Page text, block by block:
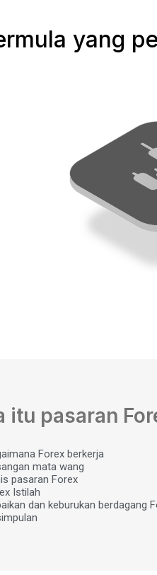
yang
itu pasaran
Forex berkerja
mata wang
pasaran Forex
Istilah
dan keburukan berdagang